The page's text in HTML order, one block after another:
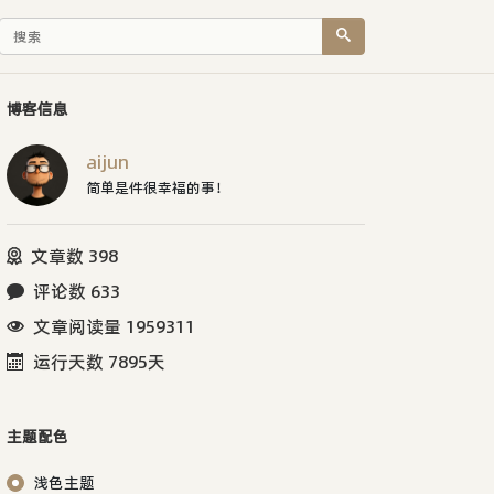
博客信息
aijun
简单是件很幸福的事！
文章数 398
评论数 633
文章阅读量 1959311
运行天数 7895天
主题配色
浅色主题